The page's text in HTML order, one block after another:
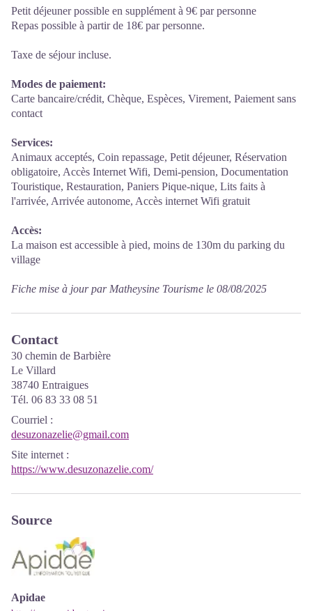
Petit déjeuner possible en supplément à 9€ par personne
Repas possible à partir de 18€ par personne.
Taxe de séjour incluse.
Modes de paiement:
Carte bancaire/crédit, Chèque, Espèces, Virement, Paiement sans
contact
Services:
Animaux acceptés, Coin repassage, Petit déjeuner, Réservation
obligatoire, Accès Internet Wifi, Demi-pension, Documentation
Touristique, Restauration, Paniers Pique-nique, Lits faits à
l'arrivée, Arrivée autonome, Accès internet Wifi gratuit
Accès:
La maison est accessible à pied, moins de 130m du parking du
village
Fiche mise à jour par Matheysine Tourisme le 08/08/2025
Contact
30 chemin de Barbière
Le Villard
38740 Entraigues
Tél. 06 83 33 08 51
Courriel :
desuzonazelie@gmail.com
Site internet :
https://www.desuzonazelie.com/
Source
Apidae